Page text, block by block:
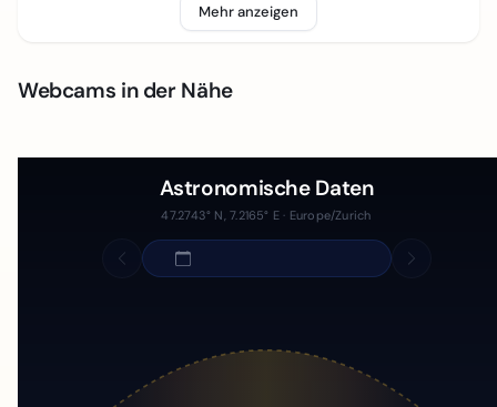
Mehr anzeigen
Webcams in der Nähe
Astronomische Daten
47.2743° N, 7.2165° E · Europe/Zurich